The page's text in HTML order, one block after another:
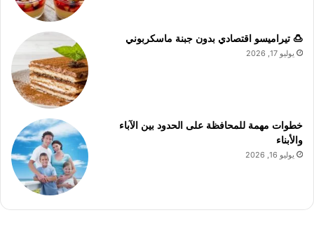
🍮 تيراميسو اقتصادي بدون جبنة ماسكربوني
يوليو 17, 2026
خطوات مهمة للمحافظة على الحدود بين الآباء
والأبناء
يوليو 16, 2026